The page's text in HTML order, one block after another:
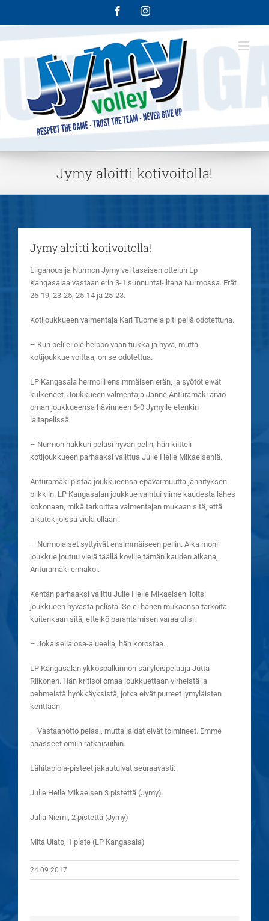
FacebookInstagram
Jymy aloitti kotivoitolla!
Jymy aloitti kotivoitolla!
Liiganousija Nurmon Jymy vei tasaisen ottelun Lp
Kangasalaa vastaan erin 3-1 sunnuntai-iltana Nurmossa. Erät
25-19, 23-25, 25-14 ja 25-23.
Kotijoukkueen valmentaja Kari Tuomela piti peliä odotettuna.
– Kun peli ei ole helppo vaan tiukka ja hyvä, mutta
kotijoukkue voittaa, on se odotettua.
LP Kangasala hermoili ensimmäisen erän, ja syötöt eivät
kulkeneet. Joukkueen valmentaja Janne Anturamäki arvio
oman joukkueensa hävinneen 6-0 Jymylle etenkin
laitapelissä.
– Nurmon hakkuri pelasi hyvän pelin, hän kiitteli
kotijoukkueen parhaaksi valittua Julie Heile Mikaelseniä.
Anturamäki pistää joukkueensa epävarmuutta jännityksen
piikkiin. LP Kangasalan joukkue vaihtui viime kaudesta lähes
kokonaan, mikä tarkoittaa valmentajan mukaan sitä, että
alkutekijöissä vielä ollaan.
– Nurmolaiset syttyivät ensimmäiseen peliin. Aika moni
joukkue joutuu vielä täällä koville tämän kauden aikana,
Anturamäki ennakoi.
Kentän parhaaksi valittu Julie Heile Mikaelsen iloitsi
joukkueen hyvästä pelistä. Se ei hänen mukaansa tarkoita
kuitenkaan sitä, etteikö parantamisen varaa olisi.
– Jokaisella osa-alueella, hän korostaa.
LP Kangasalan ykköspalkinnon sai yleispelaaja Jutta
Riikonen. Hän kritisoi omaa joukkuettaan virheistä ja
pehmeistä hyökkäyksistä, jotka eivät purreet jymyläisten
kenttään.
– Vastaanotto pelasi, mutta laidat eivät toimineet. Emme
päässeet omiin ratkaisuihin.
Lähitapiola-pisteet jakautuivat seuraavasti:
Julie Heile Mikaelsen 3 pistettä (Jymy)
Julia Niemi, 2 pistettä (Jymy)
Mita Uiato, 1 piste (LP Kangasala)
24.09.2017